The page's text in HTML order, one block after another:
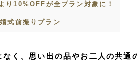
り10%OFFが全プラン対象に！
式前撮りプラン
く、思い出の品やお二人の共通